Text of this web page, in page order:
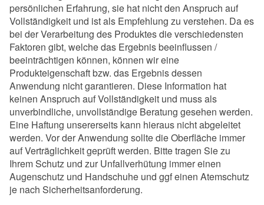
persönlichen Erfahrung, sie hat nicht den Anspruch auf
Vollständigkeit und ist als Empfehlung zu verstehen. Da es
bei der Verarbeitung des Produktes die verschiedensten
Faktoren gibt, welche das Ergebnis beeinflussen /
beeinträchtigen können, können wir eine
Produkteigenschaft bzw. das Ergebnis dessen
Anwendung nicht garantieren. Diese Information hat
keinen Anspruch auf Vollständigkeit und muss als
unverbindliche, unvollständige Beratung gesehen werden.
Eine Haftung unsererseits kann hieraus nicht abgeleitet
werden. Vor der Anwendung sollte die Oberfläche immer
auf Verträglichkeit geprüft werden. Bitte tragen Sie zu
Ihrem Schutz und zur Unfallverhütung immer einen
Augenschutz und Handschuhe und ggf einen Atemschutz
je nach Sicherheitsanforderung.